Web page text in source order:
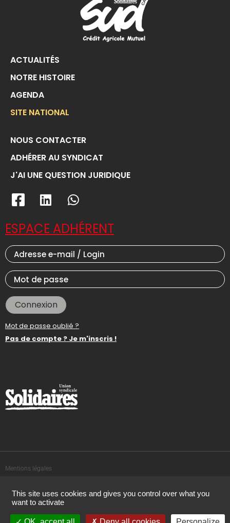
ACTUALITÉS
NOTRE HISTOIRE
AGENDA
SITE NATIONAL
NOUS CONTACTER
ADHÉRER AU SYNDICAT
J'AI UNE QUESTION JURIDIQUE
ESPACE ADHÉRENT
Connexion
Mot de passe oublié ?
Pas de compte ? Je m'inscris !
Mentions légales
Politique de confidentialité
This site uses cookies and gives you control over what you
want to activate